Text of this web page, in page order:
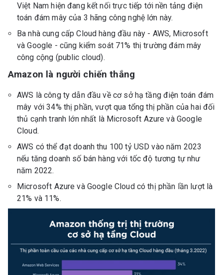
Việt Nam hiện đang kết nối trực tiếp tới nền tảng điện
toán đám mây của 3 hãng công nghệ lớn này.
Ba nhà cung cấp Cloud hàng đầu này - AWS, Microsoft
và Google - cũng kiểm soát 71% thị trường đám mây
công cộng (public cloud).
Amazon là người chiến thắng
AWS là công ty dẫn đầu về cơ sở hạ tầng điện toán đám
mây với 34% thị phần, vượt qua tổng thị phần của hai đối
thủ cạnh tranh lớn nhất là Microsoft Azure và Google
Cloud.
AWS có thể đạt doanh thu 100 tỷ USD vào năm 2023
nếu tăng doanh số bán hàng với tốc độ tương tự như
năm 2022.
Microsoft Azure và Google Cloud có thị phần lần lượt là
21% và 11%.